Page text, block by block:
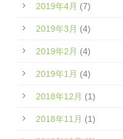
2019年4月 (7)
2019年3月 (4)
2019年2月 (4)
2019年1月 (4)
2018年12月 (1)
2018年11月 (1)